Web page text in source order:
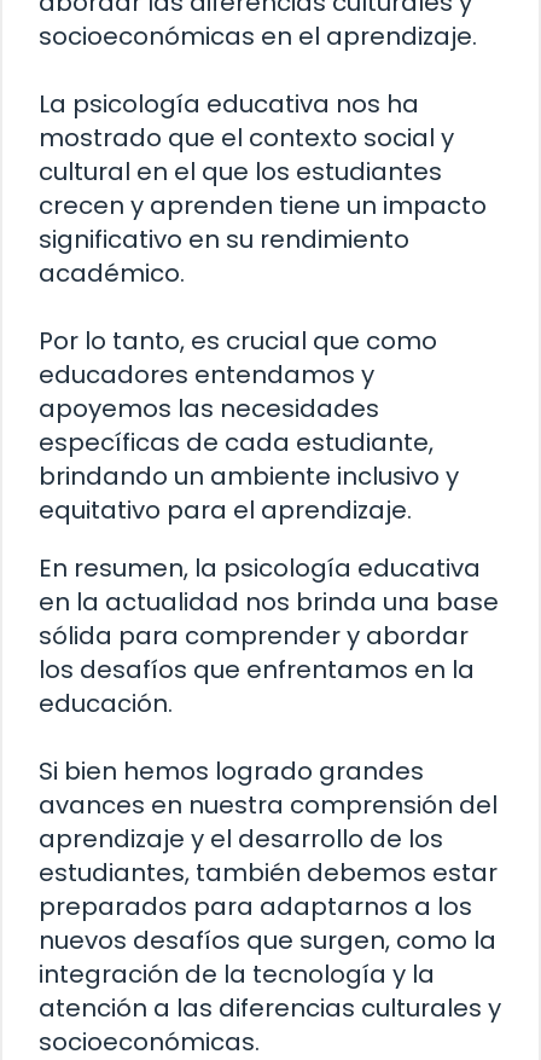
socioeconómicas en el aprendizaje.
La psicología educativa nos ha
mostrado que el contexto social y
cultural en el que los estudiantes
crecen y aprenden tiene un impacto
significativo en su rendimiento
académico.
Por lo tanto, es crucial que como
educadores entendamos y
apoyemos las necesidades
específicas de cada estudiante,
brindando un ambiente inclusivo y
equitativo para el aprendizaje.
En resumen, la psicología educativa
en la actualidad nos brinda una base
sólida para comprender y abordar
los desafíos que enfrentamos en la
educación.
Si bien hemos logrado grandes
avances en nuestra comprensión del
aprendizaje y el desarrollo de los
estudiantes, también debemos estar
preparados para adaptarnos a los
nuevos desafíos que surgen, como la
integración de la tecnología y la
atención a las diferencias culturales y
socioeconómicas.